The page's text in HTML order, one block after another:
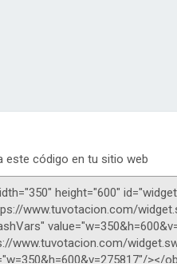
este código en tu sitio web